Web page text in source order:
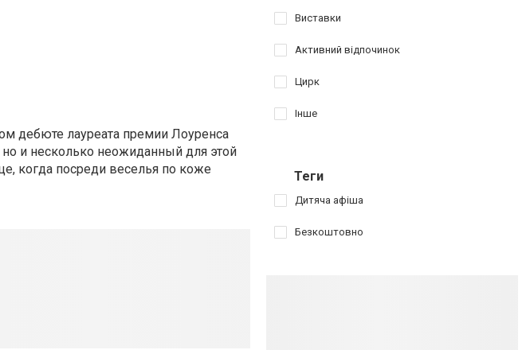
дебюте лауреата премии Лоуренса
и несколько неожиданный для этой
когда посреди веселья по коже
Виставки
Активний відпочинок
Цирк
Інше
Теги
Дитяча афіша
Безкоштовно